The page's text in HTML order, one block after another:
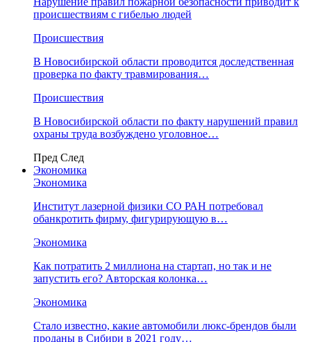
происшествиям с гибелью людей
Происшествия
В Новосибирской области проводится доследственная
проверка по факту травмирования…
Происшествия
В Новосибирской области по факту нарушений правил
охраны труда возбуждено уголовное…
Пред След
Экономика
Экономика
Институт лазерной физики СО РАН потребовал
обанкротить фирму, фигурирующую в…
Экономика
Как потратить 2 миллиона на стартап, но так и не
запустить его? Авторская колонка…
Экономика
Стало известно, какие автомобили люкс-брендов были
проданы в Сибири в 2021 году…